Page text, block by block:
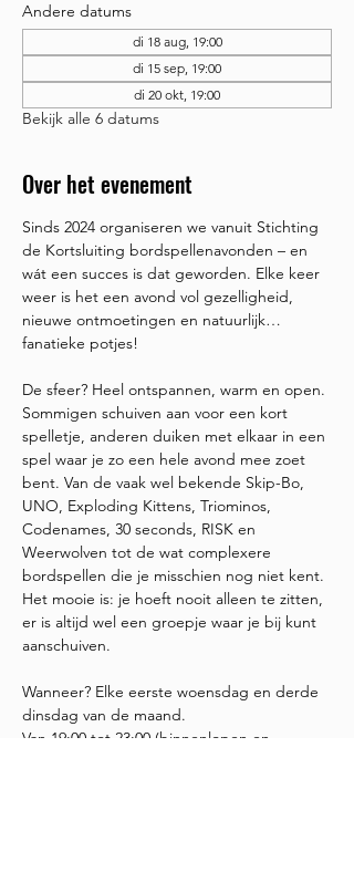
Andere datums
di 18 aug, 19:00
di 15 sep, 19:00
di 20 okt, 19:00
Bekijk alle 6 datums
Over het evenement
Sinds 2024 organiseren we vanuit Stichting
de Kortsluiting bordspellenavonden – en
wát een succes is dat geworden. Elke keer
weer is het een avond vol gezelligheid,
nieuwe ontmoetingen en natuurlijk…
fanatieke potjes!
De sfeer? Heel ontspannen, warm en open.
Sommigen schuiven aan voor een kort
spelletje, anderen duiken met elkaar in een
spel waar je zo een hele avond mee zoet
bent. Van de vaak wel bekende Skip-Bo,
UNO, Exploding Kittens, Triominos,
Codenames, 30 seconds, RISK en
Weerwolven tot de wat complexere
bordspellen die je misschien nog niet kent.
Het mooie is: je hoeft nooit alleen te zitten,
er is altijd wel een groepje waar je bij kunt
aanschuiven.
Wanneer? Elke eerste woensdag en derde
dinsdag van de maand.
Van 19:00 tot 23:00 (binnenlopen en